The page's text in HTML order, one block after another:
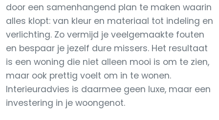
door een samenhangend plan te maken waarin
alles klopt: van kleur en materiaal tot indeling en
verlichting. Zo vermijd je veelgemaakte fouten
en bespaar je jezelf dure missers. Het resultaat
is een woning die niet alleen mooi is om te zien,
maar ook prettig voelt om in te wonen.
Interieuradvies is daarmee geen luxe, maar een
investering in je woongenot.